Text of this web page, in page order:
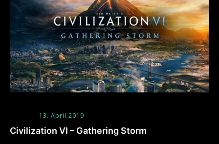
13. April 2019
Civilization VI – Gathering Storm